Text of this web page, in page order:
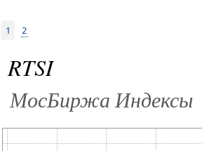
1 2
RTSI
МосБиржа Индексы